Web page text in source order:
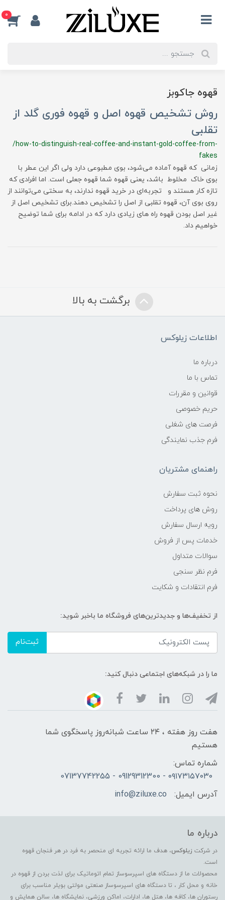
0
قهوه جاکوبز
روش تشخیص قهوه اصل و قهوه فوری گلد از
تقلبی
/how-to-distinguish-real-coffee-and-instant-gold-coffee-from-
fakes
زمانی که قهوه آماده می‌شود، بوی مطبوعی دارد ولی اگر این عطر با
بوی خاک مخلوط باشد، یعنی قهوه شما قهوه جعلی است. اما افرادی که
تازه کار هستند و تجربه‌ای در خرید قهوه ندارند، به سختی می‌توانند از
روی بوی آن، قهوه تقلبی از اصل را تشخیص دهند.برای تشخیص اصل از
غیر اصل بودن قهوه راه های زیادی دارد که در ادامه برای شما توضیح
خواهیم داد.
برگشت به بالا
اطلاعات زیلوکس
درباره ما
تماس با ما
قوانین و مقررات
حریم خصوصی
فرصت های شغلی
فرم جذب نمایندگی
راهنمای مشتریان
نحوه ثبت سفارش
روش های پرداخت
رویه ارسال سفارش
خدمات پس از فروش
سوالات متداول
فرم نظر سنجی
فرم انتقادات و شکایت
از تخفیف‌ها و جدیدترین‌های فروشگاه ما باخبر شوید:
ثبت‌نام
ما را در شبکه‌های اجتماعی دنبال کنید:
هفت روز هفته ، ۲۴ ساعت شبانه‌روز پاسخگوی شما
هستیم
شماره تماس:
۰۹۱۷۳۱۵۷۰۳۰ - 09129312300 - 07137742255
آدرس ایمیل:
info@ziluxe.co
درباره ما
در شرکت زیلوکس، هدف ما ارائه تجربه ای منحصر به فرد در هر فنجان قهوه
است.
محصولات ما از دستگاه های اسپرسوساز تمام اتوماتیک برای لذت بردن از قهوه در
خانه و محل کار ، تا دستگاه های اسپرسوساز صنعتی مولتی بویلر مناسب برای
رستوران ها، کافه ها، هتل ها، ادارات، اماکن ورزشی، نمایشگاه ها، سالن همایش و